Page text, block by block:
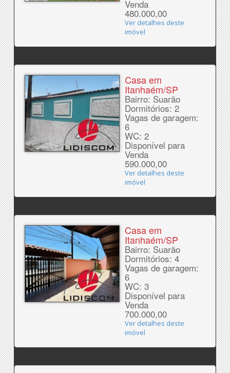
Venda
480.000,00
Ver detalhes deste
imóvel
Casa em
Itanhaém/SP
Bairro: Suarão
Dormitórios: 2
Vagas de garagem:
6
WC: 2
Disponível para
Venda
590.000,00
Ver detalhes deste
imóvel
Casa em
Itanhaém/SP
Bairro: Suarão
Dormitórios: 4
Vagas de garagem:
6
WC: 3
Disponível para
Venda
700.000,00
Ver detalhes deste
imóvel